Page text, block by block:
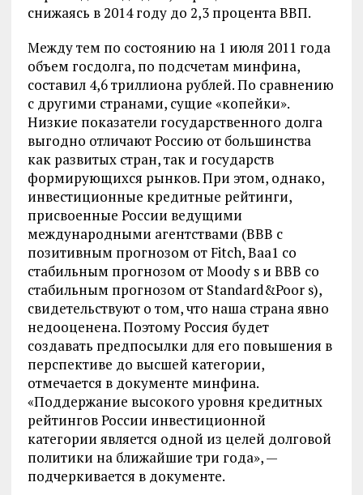
снижаясь в 2014 году до 2,3 процента ВВП.
Между тем по состоянию на 1 июля 2011 года
объем госдолга, по подсчетам минфина,
составил 4,6 триллиона рублей. По сравнению
с другими странами, сущие «копейки».
Низкие показатели государственного долга
выгодно отличают Россию от большинства
как развитых стран, так и государств
формирующихся рынков. При этом, однако,
инвестиционные кредитные рейтинги,
присвоенные России ведущими
международными агентствами (BBB с
позитивным прогнозом от Fitch, Ваа1 со
стабильным прогнозом от Moody s и ВВВ со
стабильным прогнозом от Standard&Poor s),
свидетельствуют о том, что наша страна явно
недооценена. Поэтому Россия будет
создавать предпосылки для его повышения в
перспективе до высшей категории,
отмечается в документе минфина.
«Поддержание высокого уровня кредитных
рейтингов России инвестиционной
категории является одной из целей долговой
политики на ближайшие три года», —
подчеркивается в документе.